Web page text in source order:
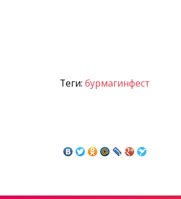
Теги: бурмагинфест